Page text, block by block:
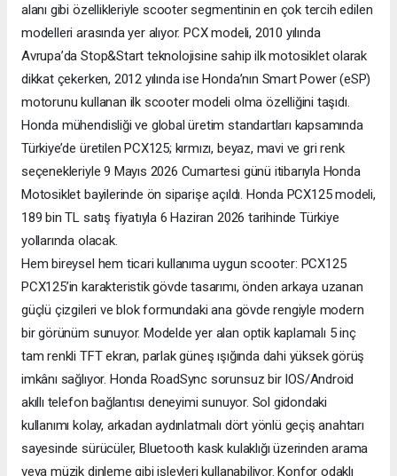
alanı gibi özellikleriyle scooter segmentinin en çok tercih edilen
modelleri arasında yer alıyor. PCX modeli, 2010 yılında
Avrupa’da Stop&Start teknolojisine sahip ilk motosiklet olarak
dikkat çekerken, 2012 yılında ise Honda’nın Smart Power (eSP)
motorunu kullanan ilk scooter modeli olma özelliğini taşıdı.
Honda mühendisliği ve global üretim standartları kapsamında
Türkiye’de üretilen PCX125; kırmızı, beyaz, mavi ve gri renk
seçenekleriyle 9 Mayıs 2026 Cumartesi günü itibarıyla Honda
Motosiklet bayilerinde ön siparişe açıldı. Honda PCX125 modeli,
189 bin TL satış fiyatıyla 6 Haziran 2026 tarihinde Türkiye
yollarında olacak.
Hem bireysel hem ticari kullanıma uygun scooter: PCX125
PCX125’in karakteristik gövde tasarımı, önden arkaya uzanan
güçlü çizgileri ve blok formundaki ana gövde rengiyle modern
bir görünüm sunuyor. Modelde yer alan optik kaplamalı 5 inç
tam renkli TFT ekran, parlak güneş ışığında dahi yüksek görüş
imkânı sağlıyor. Honda RoadSync sorunsuz bir IOS/Android
akıllı telefon bağlantısı deneyimi sunuyor. Sol gidondaki
kullanımı kolay, arkadan aydınlatmalı dört yönlü geçiş anahtarı
sayesinde sürücüler, Bluetooth kask kulaklığı üzerinden arama
veya müzik dinleme gibi işlevleri kullanabiliyor. Konfor odaklı